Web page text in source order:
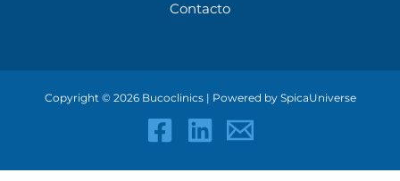
Contacto
Copyright © 2026 Bucoclinics | Powered by SpicaUniverse